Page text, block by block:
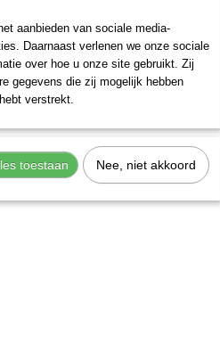
7612206101097
2683-5
aanbieden van sociale media-
Daarnaast verlenen we onze sociale
over hoe u onze site gebruikt. Zij
gegevens die zij mogelijk hebben
verstrekt.
toestaan Nee, niet akkoord